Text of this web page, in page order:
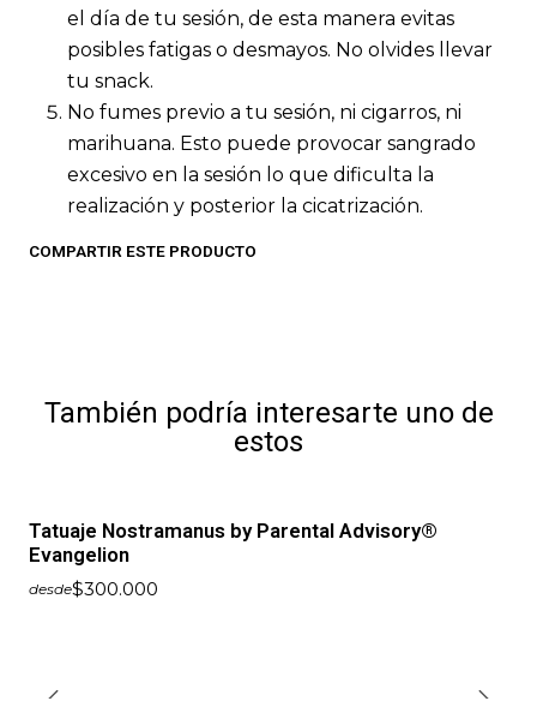
el día de tu sesión, de esta manera evitas
posibles fatigas o desmayos. No olvides llevar
tu snack.
No fumes previo a tu sesión, ni cigarros, ni
marihuana. Esto puede provocar sangrado
excesivo en la sesión lo que dificulta la
realización y posterior la cicatrización.
COMPARTIR ESTE PRODUCTO
También podría interesarte uno de
estos
Tatuaje Nostramanus by Parental Advisory®
Evangelion
desde$300.000